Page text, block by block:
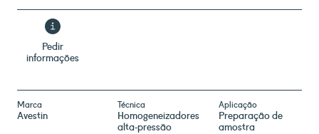
Pedir
informações
Marca
Avestin
Técnica
Homogeneizadores
alta-pressão
Aplicação
Preparação de
amostra